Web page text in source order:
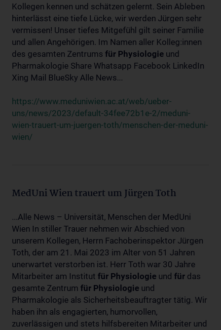
Kollegen kennen und schätzen gelernt. Sein Ableben
hinterlässt eine tiefe Lücke, wir werden Jürgen sehr
vermissen! Unser tiefes Mitgefühl gilt seiner Familie
und allen Angehörigen. Im Namen aller Kolleg:innen
des gesamten Zentrums für Physiologie und
Pharmakologie Share Whatsapp Facebook LinkedIn
Xing Mail BlueSky Alle News...
https://www.meduniwien.ac.at/web/ueber-
uns/news/2023/default-34fee72b1e-2/meduni-
wien-trauert-um-juergen-toth/menschen-der-meduni-
wien/
MedUni Wien trauert um Jürgen Toth
...Alle News – Universität, Menschen der MedUni
Wien In stiller Trauer nehmen wir Abschied von
unserem Kollegen, Herrn Fachoberinspektor Jürgen
Toth, der am 21. Mai 2023 im Alter von 51 Jahren
unerwartet verstorben ist. Herr Toth war 30 Jahre
Mitarbeiter am Institut für Physiologie und für das
gesamte Zentrum für Physiologie und
Pharmakologie als Sicherheitsbeauftragter tätig. Wir
haben ihn als engagierten, humorvollen,
zuverlässigen und stets hilfsbereiten Mitarbeiter und